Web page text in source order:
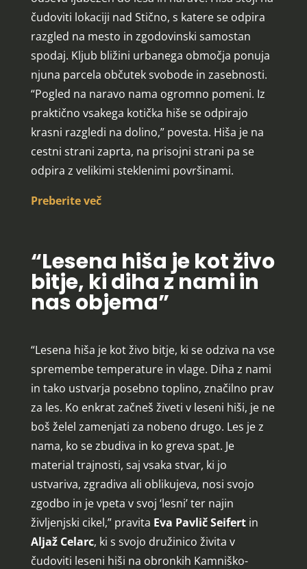
čudoviti lokaciji nad Stično, s katere se odpira
razgled na mesto in zgodovinski samostan
spodaj. Kljub bližini urbanega območja ponuja
njuna parcela občutek svobode in zasebnosti.
“Pogled na naravo nama ogromno pomeni. Iz
praktično vsakega kotička hiše se odpirajo
krasni razgledi na dolino,” povesta. Hiša je na
cestni strani zaprta, na prisojni strani pa se
odpira z velikimi steklenimi površinami.
Preberite več
“Lesena hiša je kot živo
bitje, ki diha z nami in
nas objema”
“Lesena hiša je kot živo bitje, ki se odziva na vse
spremembe temperature in vlage. Diha z nami
in tako ustvarja posebno toplino, značilno prav
za les. Ko enkrat začneš živeti v leseni hiši, je ne
boš želel zamenjati za nobeno drugo. Les je z
nama, ko se zbudiva in ko greva spat. Je
material trajnosti, saj vsaka stvar, ki jo
ustvariva, zgradiva ali oblikujeva, nosi svojo
zgodbo in je vpeta v svoj ‘lesni’ ter najin
življenjski cikel,” pravita Eva Pavlič Seifertin
Aljaž Celarc, ki s svojo družinico živita v
čudoviti leseni hiši na obronkih Kamniško-